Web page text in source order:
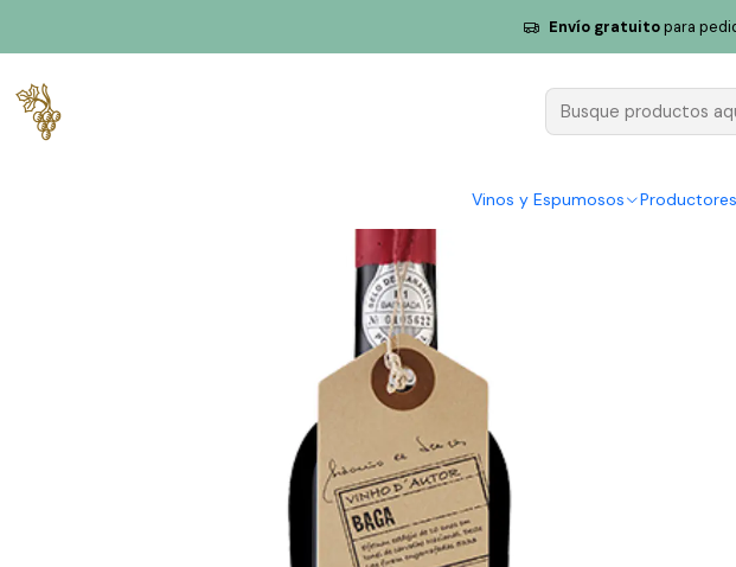
Vinos y Espumosos Productores
Envío gratuitopara
Sidónio de Sousa Vinho D'Autor